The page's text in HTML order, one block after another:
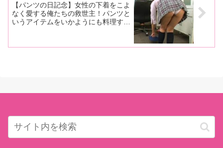
【パンツの日記念】女性の下着をこよ
なく愛する俺たちの救世主！パンツと
いうアイテムをいかようにも料理する